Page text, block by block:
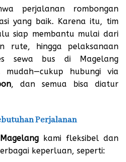
perjalanan rombongan
yang baik. Karena itu, tim
siap membantu mulai dari
rute, hingga pelaksanaan
sewa bus di Magelang
mudah—cukup hubungi via
, dan semua bisa diatur
Perjalanan
kami fleksibel dan
keperluan, seperti: